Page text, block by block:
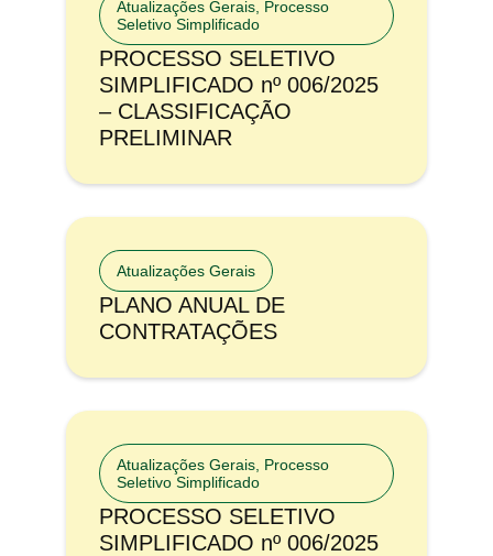
Atualizações Gerais Processo
Seletivo Simplificado
PROCESSO SELETIVO
SIMPLIFICADO nº 006/2025
– CLASSIFICAÇÃO
PRELIMINAR
Atualizações Gerais
PLANO ANUAL DE
CONTRATAÇÕES
Atualizações Gerais Processo
Seletivo Simplificado
PROCESSO SELETIVO
SIMPLIFICADO nº 006/2025